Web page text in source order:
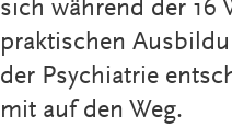
sich während der 16
praktischen
der Psychiatrie
mit auf den Weg.